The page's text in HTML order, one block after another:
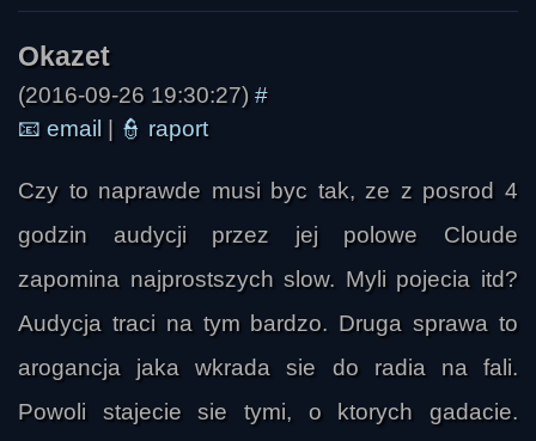
(2016-09-26 19:30:27) #
📧 email 👮 raport
Czy to naprawde musi byc tak, ze z posrod 4
godzin audycji przez jej polowe Cloude
zapomina najprostszych slow. Myli pojecia itd?
Audycja traci na tym bardzo. Druga sprawa to
arogancja jaka wkrada sie do radia na fali.
Powoli stajecie sie tymi, o ktorych gadacie.